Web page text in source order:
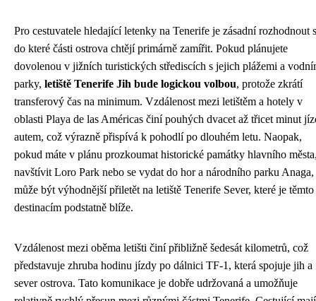
Pro cestuvatele hledající letenky na Tenerife je zásadní rozhodnout
do které části ostrova chtějí primárně zamířit. Pokud plánujete
dovolenou v jižních turistických střediscích s jejich plážemi a
parky, letiště Tenerife Jih bude logickou volbou, protože zkrátí
transferový čas na minimum. Vzdálenost mezi letištěm a hotely v
oblasti Playa de las Américas činí pouhých dvacet až třicet minut
autem, což výrazně přispívá k pohodlí po dlouhém letu. Naopak,
pokud máte v plánu prozkoumat historické památky hlavního
navštívit Loro Park nebo se vydat do hor a národního parku Anaga,
může být výhodnější přiletět na letiště Tenerife Sever, které je těmto
destinacím podstatně blíže.
Vzdálenost mezi oběma letišti činí přibližně šedesát kilometrů, což
představuje zhruba hodinu jízdy po dálnici TF-1, která spojuje jih a
sever ostrova. Tato komunikace je dobře udržovaná a umožňuje